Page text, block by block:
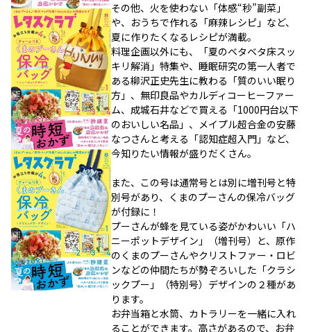
その他、火を使わない「体感“秒”副菜」
や、おうちで作れる「麻辣レシピ」など、
夏に作りたくなるレシピが満載。
料理企画以外にも、「夏のベタベタ床スッ
キリ解消」特集や、睡眠研究の第一人者で
ある柳沢正史先生に教わる「質のいい眠り
方」、無印良品やカルディコーヒーファー
ム、成城石井などで買える「1000円台以下
のおいしい名品」、メイプル超合金の安藤
なつさんと考える「認知症超入門」など、
今知りたい情報が盛りだくさん。
また、この号は通常号とは別に増刊号と特
別号があり、くまのプーさんの保冷バッグ
が付録に！
プーさんが蜂を見ている姿がかわいい「ハ
ニーポットデザイン」（増刊号）と、原作
のくまのプーさんやクリストファー・ロビ
ンなどの仲間たちが勢ぞろいした「クラシ
ックプー」（特別号）デザインの２種があ
ります。
お弁当箱と水筒、カトラリーを一緒に入れ
ることができます。高さがあるので、お弁